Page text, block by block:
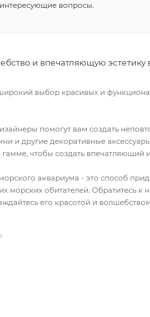
вопросы.
и впечатляющую
выбор красивых и
помогут вам создать
и другие декоративные
гамме, чтобы создать
аквариума - это способ
морских обитателей. Обратитесь к
его красотой и